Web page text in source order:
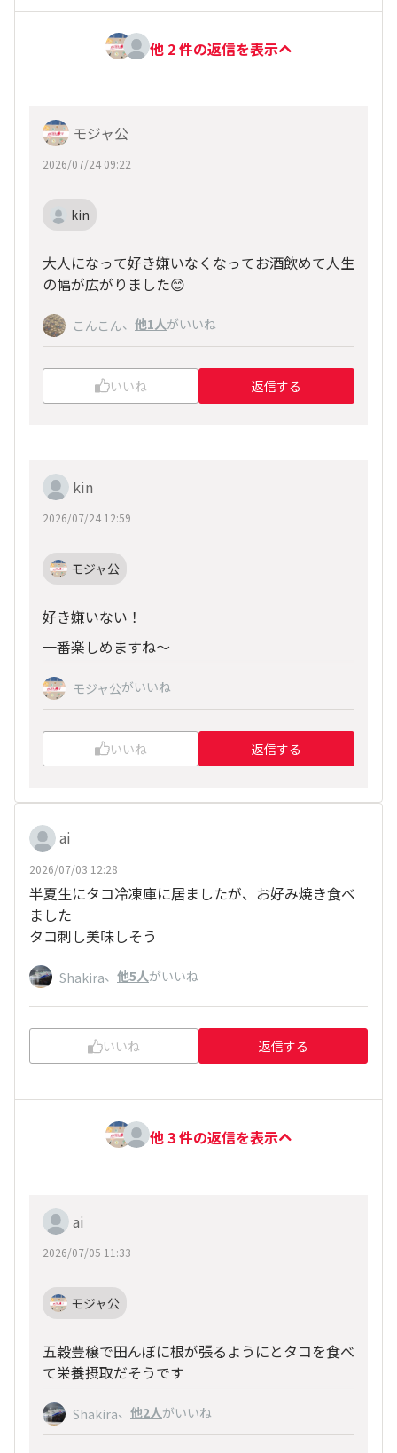
他 2 件の返信を表示
モジャ公
2026/07/24 09:22
kin
大人になって好き嫌いなくなってお酒飲めて人生
の幅が広がりました😊
こんこん、 他1人がいいね
いいね 返信する
kin
2026/07/24 12:59
モジャ公
好き嫌いない！
一番楽しめますね～
モジャ公がいいね
いいね 返信する
ai
2026/07/03 12:28
半夏生にタコ冷凍庫に居ましたが、お好み焼き食べ
ました
タコ刺し美味しそう
Shakira、 他5人がいいね
いいね 返信する
他 3 件の返信を表示
ai
2026/07/05 11:33
モジャ公
五穀豊穣で田んぼに根が張るようにとタコを食べ
て栄養摂取だそうです
Shakira、 他2人がいいね